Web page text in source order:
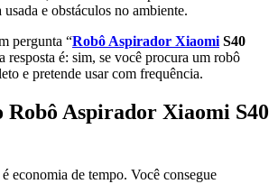
e obstáculos no ambiente.
pergunta “Robô Aspirador Xiaomi S40
resposta é: sim, se você procura um robô
e pretende usar com frequência.
Robô Aspirador Xiaomi S40
economia de tempo. Você consegue